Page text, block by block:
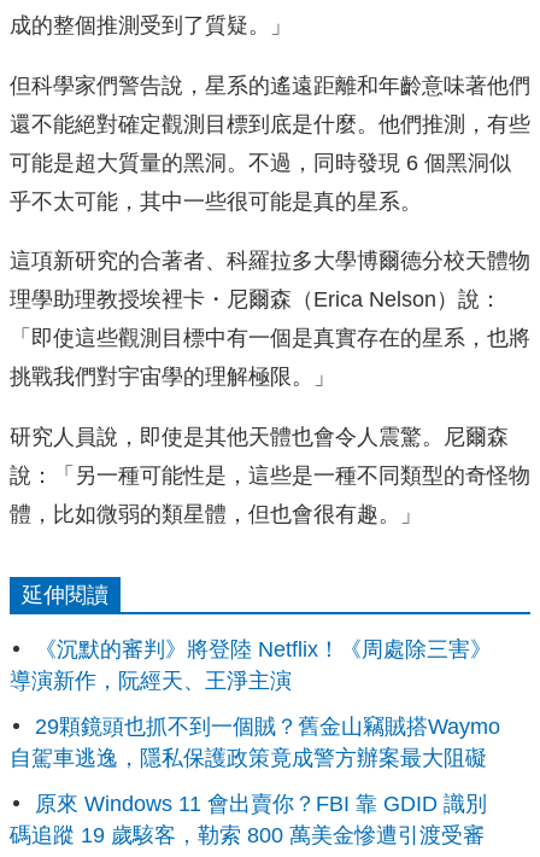
成的整個推測受到了質疑。」
但科學家們警告說，星系的遙遠距離和年齡意味著他們
還不能絕對確定觀測目標到底是什麼。他們推測，有些
可能是超大質量的黑洞。不過，同時發現 6 個黑洞似
乎不太可能，其中一些很可能是真的星系。
這項新研究的合著者、科羅拉多大學博爾德分校天體物
理學助理教授埃裡卡・尼爾森（Erica Nelson）說：
「即使這些觀測目標中有一個是真實存在的星系，也將
挑戰我們對宇宙學的理解極限。」
研究人員說，即使是其他天體也會令人震驚。尼爾森
說：「另一種可能性是，這些是一種不同類型的奇怪物
體，比如微弱的類星體，但也會很有趣。」
延伸閱讀
《沉默的審判》將登陸 Netflix！《周處除三害》
導演新作，阮經天、王淨主演
29顆鏡頭也抓不到一個賊？舊金山竊賊搭Waymo
自駕車逃逸，隱私保護政策竟成警方辦案最大阻礙
原來 Windows 11 會出賣你？FBI 靠 GDID 識別
碼追蹤 19 歲駭客，勒索 800 萬美金慘遭引渡受審